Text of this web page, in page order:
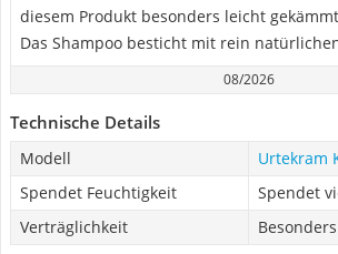
diesem Produkt besonders leicht
Das Shampoo besticht mit rein
08/2026
Technische Details
Modell
Urtekram
Spendet Feuchtigkeit
Spendet
Verträglichkeit